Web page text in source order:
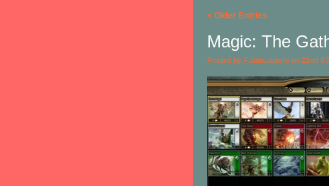
« Older Entries
Magic: The
Posted by Futatsubashi on 22nd 6